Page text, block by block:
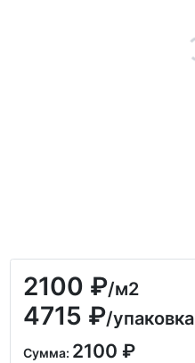
2100 ₽/м2
4715 ₽/упаковка
Сумма: 2100 ₽